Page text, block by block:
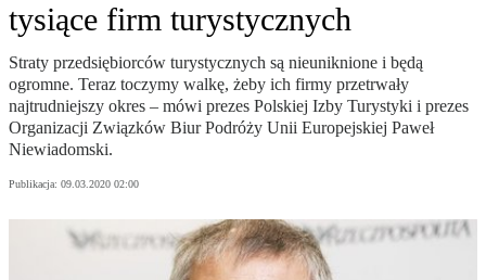
tysiące firm turystycznych
Straty przedsiębiorców turystycznych są nieuniknione i będą
ogromne. Teraz toczymy walkę, żeby ich firmy przetrwały
najtrudniejszy okres – mówi prezes Polskiej Izby Turystyki i prezes
Organizacji Związków Biur Podróży Unii Europejskiej Paweł
Niewiadomski.
Publikacja: 09.03.2020 02:00